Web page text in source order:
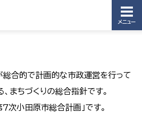
メニュー
総合的で計画的な市政運営を行って
まちづくりの総合指針です。
次小田原市総合計画」です。